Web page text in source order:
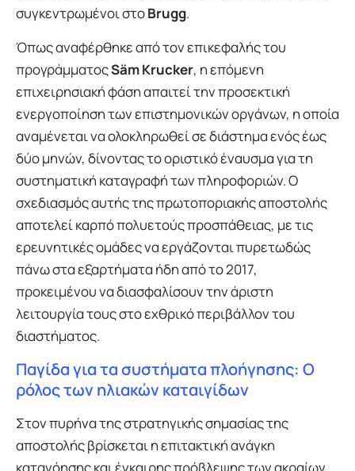
συγκεντρωμένοι στοBrugg.
Όπως αναφέρθηκε από τον επικεφαλής του
προγράμματοςSäm Krucker, η επόμενη
επιχειρησιακή φάση απαιτεί την προσεκτική
ενεργοποίηση των επιστημονικών οργάνων, η οποία
αναμένεται να ολοκληρωθεί σε διάστημα ενός έως
δύο μηνών, δίνοντας το οριστικό έναυσμα για τη
συστηματική καταγραφή των πληροφοριών. Ο
σχεδιασμός αυτής της πρωτοποριακής αποστολής
αποτελεί καρπό πολυετούς προσπάθειας, με τις
ερευνητικές ομάδες να εργάζονται πυρετωδώς
πάνω στα εξαρτήματα ήδη από το 2017,
προκειμένου να διασφαλίσουν την άριστη
λειτουργία τους στο εχθρικό περιβάλλον του
διαστήματος.
Παγίδα για τα συστήματα πλοήγησης: Ο
ρόλος των ηλιακών καταιγίδων
Στον πυρήνα της στρατηγικής σημασίας της
αποστολής βρίσκεται η επιτακτική ανάγκη